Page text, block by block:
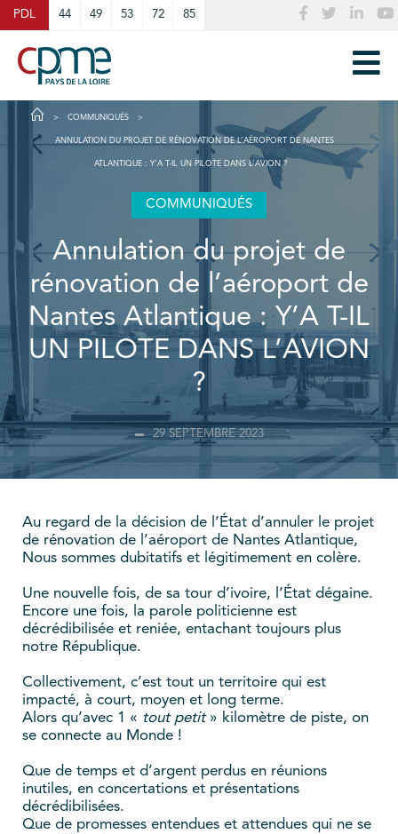
PDL 44 49 53 72 85
COMMUNIQUÉS
ANNULATION DU PROJET DE RÉNOVATION DE L’AÉROPORT DE NANTES
ATLANTIQUE : Y’A T-IL UN PILOTE DANS L’AVION ?
COMMUNIQUÉS
Annulation du projet de
rénovation de l’aéroport de
Nantes Atlantique : Y’A T-IL
UN PILOTE DANS L’AVION
?
29 SEPTEMBRE 2023
Au regard de la décision de l’État d’annuler le projet
de rénovation de l’aéroport de Nantes Atlantique,
Nous sommes dubitatifs et légitimement en colère.
Une nouvelle fois, de sa tour d’ivoire, l’État dégaine.
Encore une fois, la parole politicienne est
décrédibilisée et reniée, entachant toujours plus
notre République.
Collectivement, c’est tout un territoire qui est
impacté, à court, moyen et long terme.
Alors qu’avec 1 « tout petit» kilomètre de piste, on
se connecte au Monde !
Que de temps et d’argent perdus en réunions
inutiles, en concertations et présentations
décrédibilisées.
Que de promesses entendues et attendues qui ne se
Cookies management panel